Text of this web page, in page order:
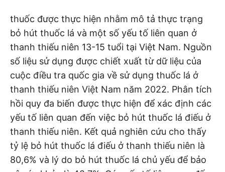
thuốc được thực hiện nhằm mô tả thực trạng
bỏ hút thuốc lá và một số yếu tố liên quan ở
thanh thiếu niên 13-15 tuổi tại Việt Nam. Nguồn
số liệu sử dụng được chiết xuất từ dữ liệu của
cuộc điều tra quốc gia về sử dụng thuốc lá ở
thanh thiếu niên Việt Nam năm 2022. Phân tích
hồi quy đa biến được thực hiện để xác định các
yếu tố liên quan đến việc bỏ hút thuốc lá điếu ở
thanh thiếu niên. Kết quả nghiên cứu cho thấy
tỷ lệ bỏ hút thuốc lá điếu ở thanh thiếu niên là
80,6% và lý do bỏ hút thuốc lá chủ yếu để bảo